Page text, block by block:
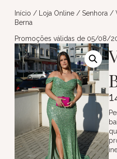
Início / Loja Online / Senhora /
Berna
Promoções válidas de 05/08/